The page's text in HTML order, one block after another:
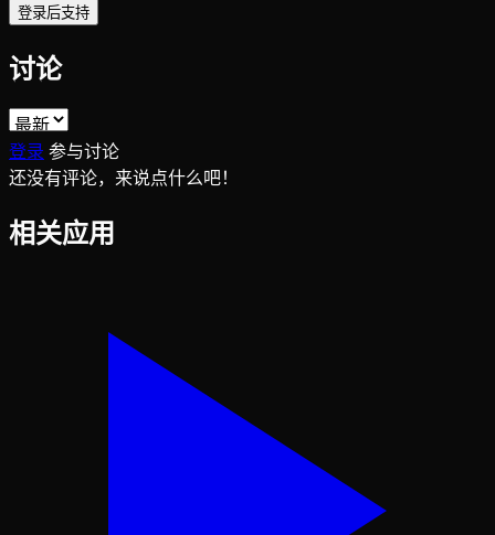
登录后支持
讨论
登录 参与讨论
还没有评论，来说点什么吧！
相关应用